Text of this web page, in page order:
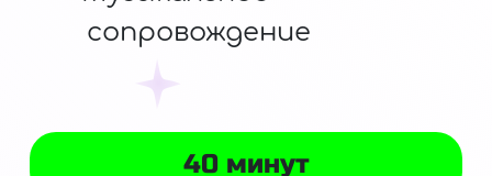
сопровождение
40 минут